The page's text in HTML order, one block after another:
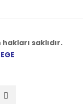
saklıdır.